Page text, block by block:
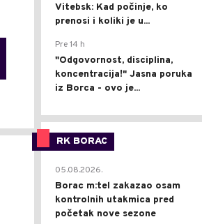
Vitebsk: Kad počinje, ko
prenosi i koliki je u...
Pre 14 h
"Odgovornost, disciplina,
koncentracija!" Jasna poruka
iz Borca - ovo je...
RK BORAC
05.08.2026.
Borac m:tel zakazao osam
kontrolnih utakmica pred
početak nove sezone